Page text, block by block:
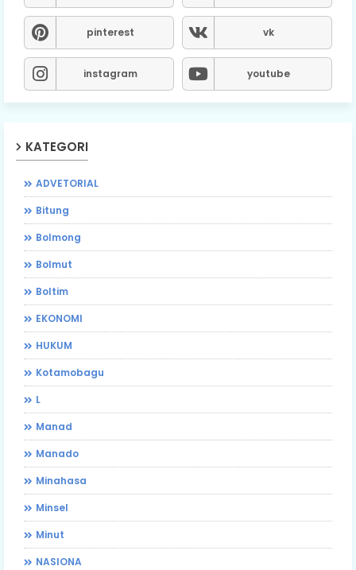
pinterest vk
instagram youtube
KATEGORI
ADVETORIAL
Bitung
Bolmong
Bolmut
Boltim
EKONOMI
HUKUM
Kotamobagu
L
Manad
Manado
Minahasa
Minsel
Minut
NASIONA